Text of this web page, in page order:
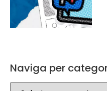
Naviga per